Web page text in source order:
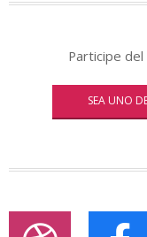
Participe del
SEA UNO